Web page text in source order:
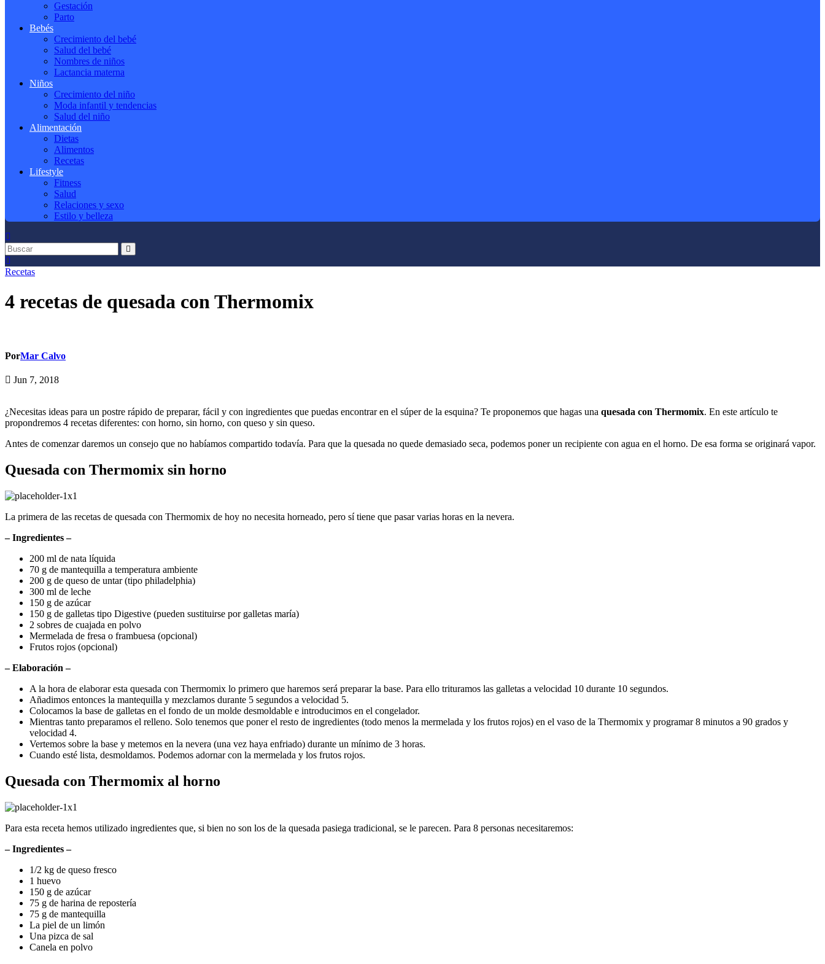
Gestación
Parto
Bebés
Crecimiento del bebé
Salud del bebé
Nombres de niños
Lactancia materna
Niños
Crecimiento del niño
Moda infantil y tendencias
Salud del niño
Alimentación
Dietas
Alimentos
Recetas
Lifestyle
Fitness
Salud
Relaciones y sexo
Estilo y belleza
Recetas
4 recetas de quesada con Thermomix
PorMar Calvo
Jun 7, 2018
¿Necesitas ideas para un postre rápido de preparar, fácil y con ingredientes que puedas encontrar en el súper de la esquina? Te proponemos que hagas una quesada con Thermomix. En este artículo te
propondremos 4 recetas diferentes: con horno, sin horno, con queso y sin queso.
Antes de comenzar daremos un consejo que no habíamos compartido todavía. Para que la quesada no quede demasiado seca, podemos poner un recipiente con agua en el horno. De esa forma se originará vapor.
Quesada con Thermomix sin horno
La primera de las recetas de quesada con Thermomix de hoy no necesita horneado, pero sí tiene que pasar varias horas en la nevera.
– Ingredientes –
200 ml de nata líquida
70 g de mantequilla a temperatura ambiente
200 g de queso de untar (tipo philadelphia)
300 ml de leche
150 g de azúcar
150 g de galletas tipo Digestive (pueden sustituirse por galletas maría)
2 sobres de cuajada en polvo
Mermelada de fresa o frambuesa (opcional)
Frutos rojos (opcional)
– Elaboración –
A la hora de elaborar esta quesada con Thermomix lo primero que haremos será preparar la base. Para ello trituramos las galletas a velocidad 10 durante 10 segundos.
Añadimos entonces la mantequilla y mezclamos durante 5 segundos a velocidad 5.
Colocamos la base de galletas en el fondo de un molde desmoldable e introducimos en el congelador.
Mientras tanto preparamos el relleno. Solo tenemos que poner el resto de ingredientes (todo menos la mermelada y los frutos rojos) en el vaso de la Thermomix y programar 8 minutos a 90 grados y
velocidad 4.
Vertemos sobre la base y metemos en la nevera (una vez haya enfriado) durante un mínimo de 3 horas.
Cuando esté lista, desmoldamos. Podemos adornar con la mermelada y los frutos rojos.
Quesada con Thermomix al horno
Para esta receta hemos utilizado ingredientes que, si bien no son los de la quesada pasiega tradicional, se le parecen. Para 8 personas necesitaremos:
– Ingredientes –
1/2 kg de queso fresco
1 huevo
150 g de azúcar
75 g de harina de repostería
75 g de mantequilla
La piel de un limón
Una pizca de sal
Canela en polvo